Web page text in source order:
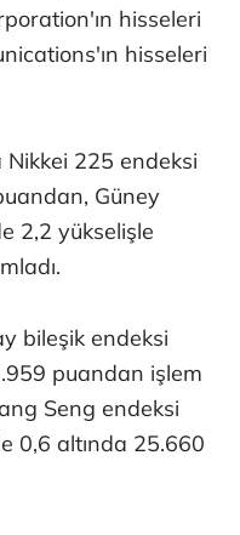
hisseleri
hisseleri
225 endeksi
Güney
2,2 yükselişle
bileşik endeksi
puandan işlem
Seng endeksi
0,6 altında 25.660